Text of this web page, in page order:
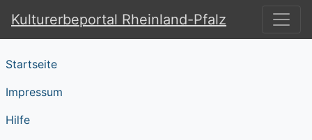
Kulturerbeportal
Kulturerbeportal Rheinland-Pfalz
Startseite
Impressum
Hilfe